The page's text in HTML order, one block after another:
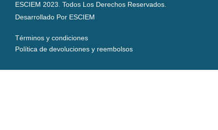
ESCIEM 2023. Todos Los Derechos Reservados.
Desarrollado Por ESCIEM
Términos y condiciones
Política de devoluciones y reembolsos